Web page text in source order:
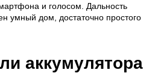
и голосом. Дальность
умный дом, достаточно простого
аккумулятора